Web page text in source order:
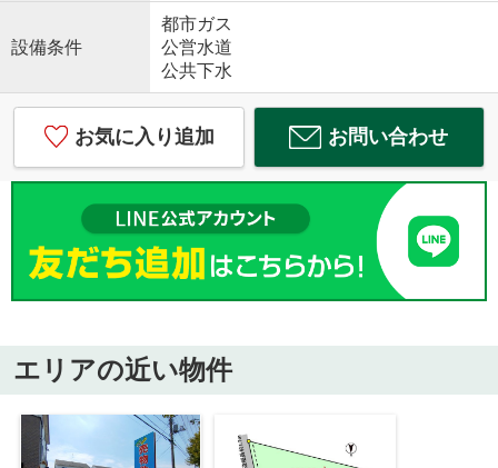
設備条件
都市ガス
公営水道
公共下水
お気に入り追加 お問い合わせ
エリアの近い物件